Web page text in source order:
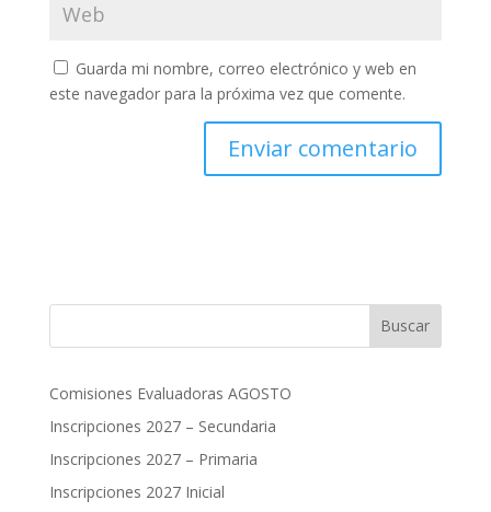
Guarda mi nombre, correo electrónico y web en
este navegador para la próxima vez que comente.
Buscar
Comisiones Evaluadoras AGOSTO
Inscripciones 2027 – Secundaria
Inscripciones 2027 – Primaria
Inscripciones 2027 Inicial